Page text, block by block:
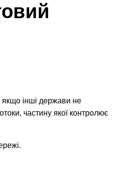
якщо інші держави не
частину якої контролює